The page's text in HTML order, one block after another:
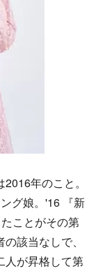
年のこと。
グ娘。'16 『新
ことがその第
該当なしで、
人が昇格して第